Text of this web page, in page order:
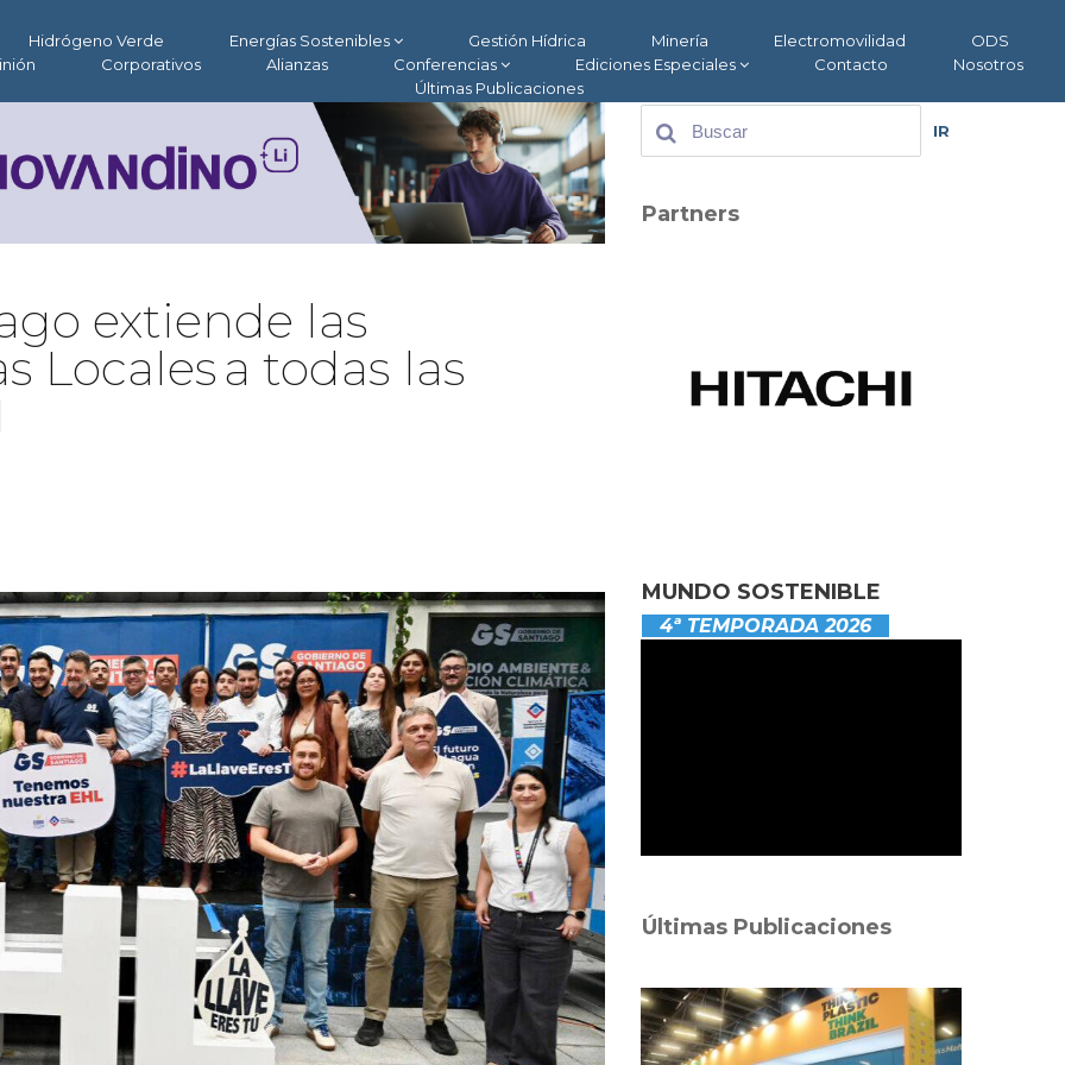
Hidrógeno Verde Energías Sostenibles Gestión Hídrica Minería Electromovilidad
ODS
Corporativos Alianzas Conferencias Ediciones Especiales Contacto
Nosotros
Últimas Publicaciones
extiende las
Locales a todas las
IR
Partners
MUNDO SOSTENIBLE
4ª TEMPORADA 2026
Últimas Publicaciones